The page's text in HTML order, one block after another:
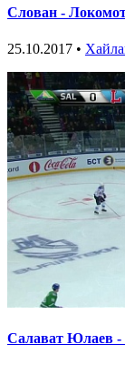
Слован -
25.10.2017 •
Салават Юлаев -